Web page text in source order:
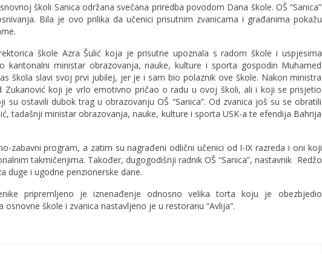
školi Sanica održana svečana priredba povodom Dana škole. OŠ “Sanica”
Bila je ovo prilika da učenici prisutnim zvanicama i građanima pokažu
škole Azra Šulić koja je prisutne upoznala s radom škole i uspjesima
kantonalni ministar obrazovanja, nauke, kulture i sporta gospodin Muhamed
škola slavi svoj prvi jubilej, jer je i sam bio polaznik ove škole. Nakon ministra
Zukanović koji je vrlo emotivno pričao o radu u ovoj školi, ali i koji se prisjetio
ostavili dubok trag u obrazovanju OŠ “Sanica”. Od zvanica još su se obratili
tadašnji ministar obrazovanja, nauke, kulture i sporta USK-a te efendija Bahrija
zabavni program, a zatim su nagrađeni odlični učenici od I-IX razreda i oni koji
takmičenjima. Također, dugogodišnji radnik OŠ “Sanica”, nastavnik Redžo
duge i ugodne penzionerske dane.
pripremljeno je iznenađenje odnosno velika torta koju je obezbjedio
škole i zvanica nastavljeno je u restoranu “Avlija”.